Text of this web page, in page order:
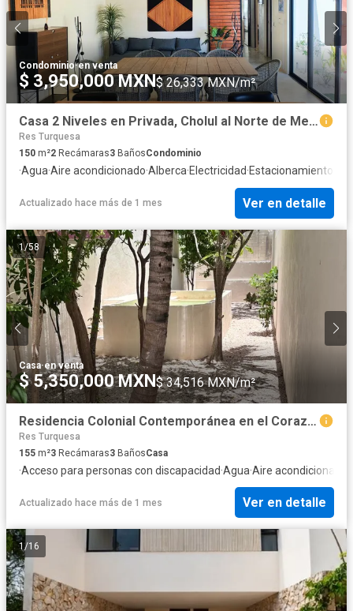
Condominio·en venta
$ 3,950,000 MXN$ 26,333 MXN/m²
Casa 2 Niveles en Privada, Cholul al Norte de Merida, Yuc.
Res Turquesa
150 m²2 Recámaras3 BañosCondominio
·Agua·Aire acondicionado·Alberca·Electricidad·Estacionamiento
Actualizado hace más de 1 mes Ver en detalle
1/58
Casa·en venta
$ 5,350,000 MXN$ 34,516 MXN/m²
Residencia Colonial Contemporánea en el Corazón de Mérida
Res Turquesa
155 m²3 Recámaras3 BañosCasa
·Acceso para personas con discapacidad·Agua·Aire acondicionado
Actualizado hace más de 1 mes Ver en detalle
1 /16